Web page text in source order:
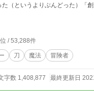
（というよりぶんどった）「
位 / 53,288件
刀 魔法 冒険者
字数 1,408,877 最終更新日